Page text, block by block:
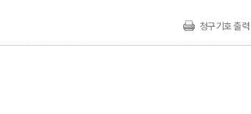
청구기호 출력